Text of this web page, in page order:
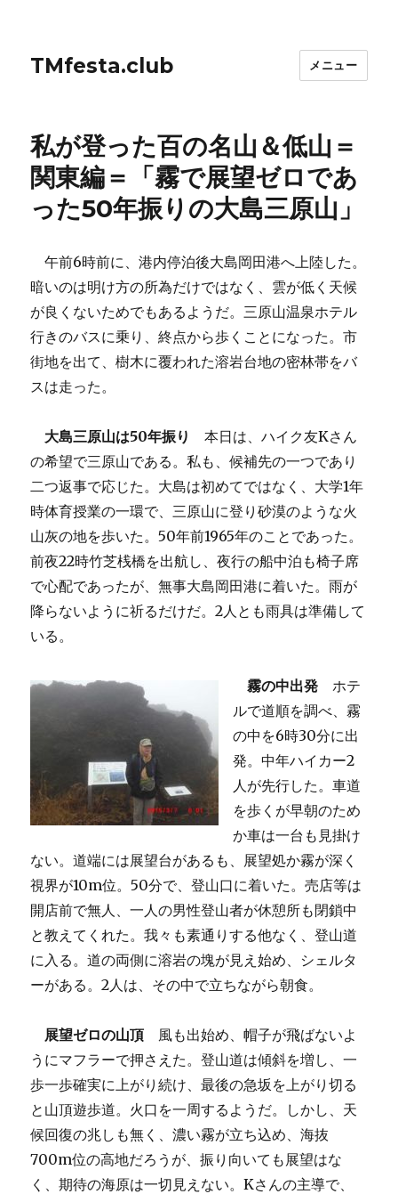
TMfesta.club メニュー
私が登った百の名山＆低山＝
関東編＝「霧で展望ゼロであ
った50年振りの大島三原山」
午前6時前に、港内停泊後大島岡田港へ上陸した。
暗いのは明け方の所為だけではなく、雲が低く天候
が良くないためでもあるようだ。三原山温泉ホテル
行きのバスに乗り、終点から歩くことになった。市
街地を出て、樹木に覆われた溶岩台地の密林帯をバ
スは走った。
大島三原山は50年振り
本日は、ハイク友Kさん
の希望で三原山である。私も、候補先の一つであり
二つ返事で応じた。大島は初めてではなく、大学1年
時体育授業の一環で、三原山に登り砂漠のような火
山灰の地を歩いた。50年前1965年のことであった。
前夜22時竹芝桟橋を出航し、夜行の船中泊も椅子席
で心配であったが、無事大島岡田港に着いた。雨が
降らないように祈るだけだ。2人とも雨具は準備して
いる。
霧の中出発 ホテ
ルで道順を調べ、霧
の中を6時30分に出
発。中年ハイカー2
人が先行した。車道
を歩くが早朝のため
か車は一台も見掛け
ない。道端には展望台があるも、展望処か霧が深く
視界が10m位。50分で、登山口に着いた。売店等は
開店前で無人、一人の男性登山者が休憩所も閉鎖中
と教えてくれた。我々も素通りする他なく、登山道
に入る。道の両側に溶岩の塊が見え始め、シェルタ
ーがある。2人は、その中で立ちながら朝食。
展望ゼロの山頂 風も出始め、帽子が飛ばないよ
うにマフラーで押さえた。登山道は傾斜を増し、一
歩一歩確実に上がり続け、最後の急坂を上がり切る
と山頂遊歩道。火口を一周するようだ。しかし、天
候回復の兆しも無く、濃い霧が立ち込め、海抜
700m位の高地だろうが、振り向いても展望はな
く、期待の海原は一切見えない。Kさんの主導で、